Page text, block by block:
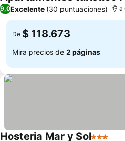
9,0Excelente (30 puntuaciones) a
De $ 118.673
Mira precios de 2 páginas
Hosteria Mar y Sol